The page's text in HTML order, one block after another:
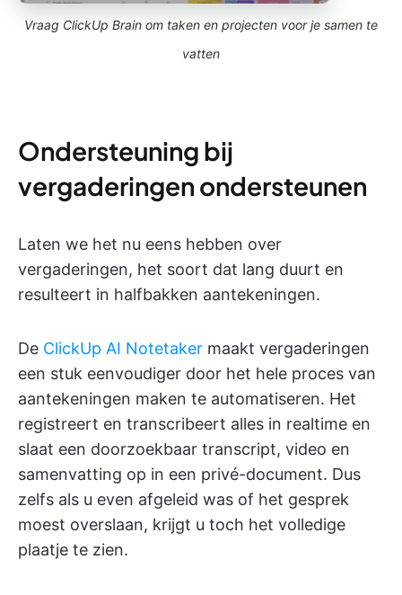
Vraag ClickUp Brain om taken en projecten voor je samen te
vatten
Ondersteuning bij
vergaderingen ondersteunen
Laten we het nu eens hebben over
vergaderingen, het soort dat lang duurt en
resulteert in halfbakken aantekeningen.
De ClickUp AI Notetaker maakt vergaderingen
een stuk eenvoudiger door het hele proces van
aantekeningen maken te automatiseren. Het
registreert en transcribeert alles in realtime en
slaat een doorzoekbaar transcript, video en
samenvatting op in een privé-document. Dus
zelfs als u even afgeleid was of het gesprek
moest overslaan, krijgt u toch het volledige
plaatje te zien.